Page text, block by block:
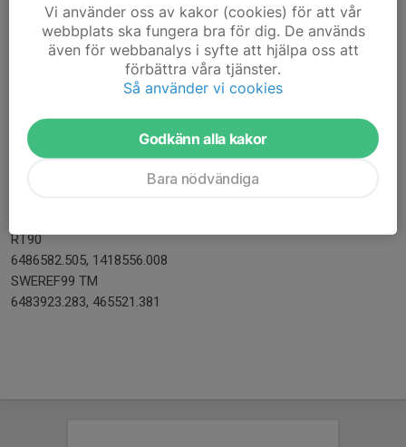
SWEREF99 TM
6484082.319, 465738.378
WGS84 DD (lat, long)
58.49455, 14.40851
WGS84 DMS (lat, long)
N 58° 29' 40.36", E 14° 24' 30.65"
RT90
6486582.505, 1418556.008
SWEREF99 TM
6483923.283, 465521.381
Vi använder oss av kakor (cookies) för att vår
webbplats ska fungera bra för dig. De används
även för webbanalys i syfte att hjälpa oss att
förbättra våra tjänster.
Så använder vi cookies
Godkänn alla kakor
Bara nödvändiga